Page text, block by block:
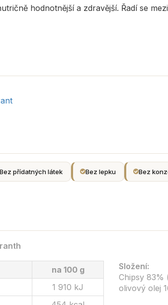
hodnotnější a zdravější. Řadí se
Bez přídatných látek Bez lepku Bez
na 100 g
1 910 kJ
Složení:
Chipsy 83%
olivový olej